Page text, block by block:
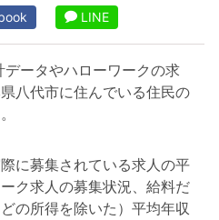
LINE
ータやハローワークの求
八代市に住んでいる住民の
に募集されている求人の平
ク求人の募集状況、給料だ
の所得を除いた）平均年収